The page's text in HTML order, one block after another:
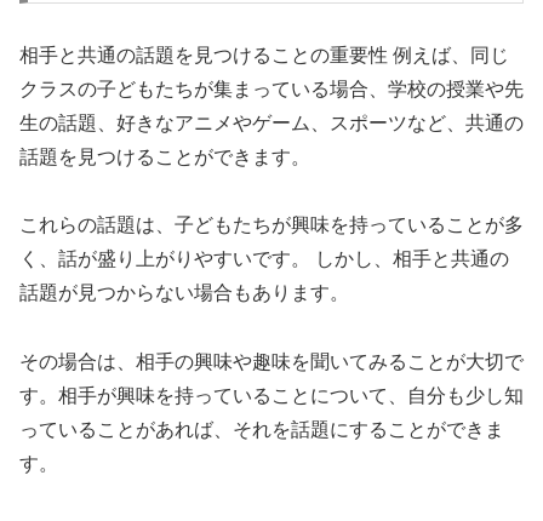
相手と共通の話題を見つけることの重要性 例えば、同じ
クラスの子どもたちが集まっている場合、学校の授業や先
生の話題、好きなアニメやゲーム、スポーツなど、共通の
話題を見つけることができます。
これらの話題は、子どもたちが興味を持っていることが多
く、話が盛り上がりやすいです。 しかし、相手と共通の
話題が見つからない場合もあります。
その場合は、相手の興味や趣味を聞いてみることが大切で
す。相手が興味を持っていることについて、自分も少し知
っていることがあれば、それを話題にすることができま
す。